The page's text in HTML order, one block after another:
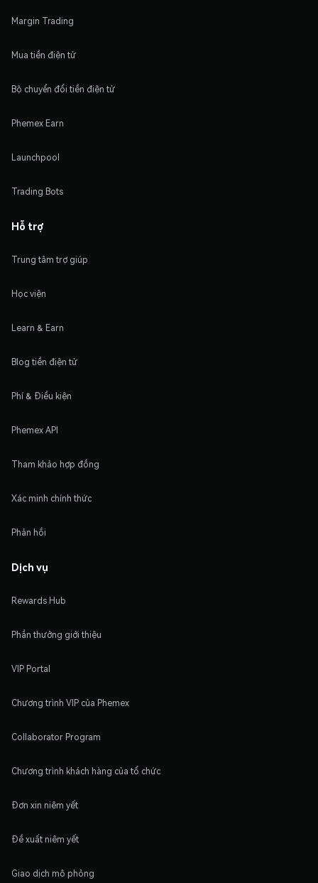
Margin Trading
Mua tiền điện tử
Bộ chuyển đổi tiền điện tử
Phemex Earn
Launchpool
Trading Bots
Hỗ trợ
Trung tâm trợ giúp
Học viện
Learn & Earn
Blog tiền điện tử
Phí & Điều kiện
Phemex API
Tham khảo hợp đồng
Xác minh chính thức
Phản hồi
Dịch vụ
Rewards Hub
Phần thưởng giới thiệu
VIP Portal
Chương trình VIP của Phemex
Collaborator Program
Chương trình khách hàng của tổ chức
Đơn xin niêm yết
Đề xuất niêm yết
Giao dịch mô phỏng